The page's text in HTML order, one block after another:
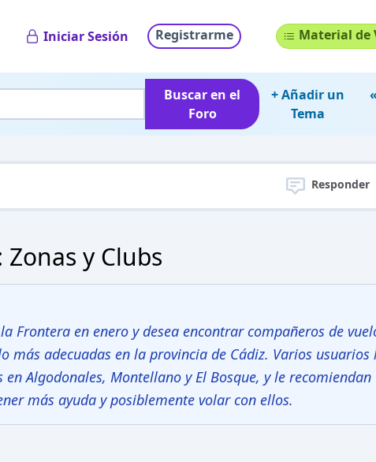
Iniciar Sesión Registrarme Material de
Buscar en el
Foro
+ Añadir un
Tema
Responder
y Clubs
Frontera en enero y desea encontrar compañeros de
más adecuadas en la provincia de Cádiz. Varios usuarios
Algodonales, Montellano y El Bosque, y le recomiendan
más ayuda y posiblemente volar con ellos.